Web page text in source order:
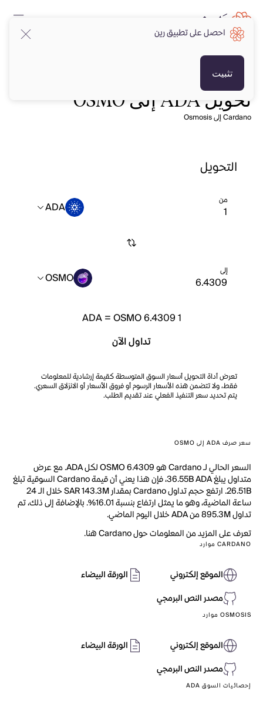
تحويل ADA إلى OSMO
Cardano إلى Osmosis
التحويل
من ADA
إلى OSMO
1
ADA=OSMO 6.4309
تداول الآن
تعرض أداة التحويل أسعار السوق المتوسطة كقيمة إرشادية للمعلومات
فقط، ولا تتضمن هذه الأسعار الرسوم أو فروق الأسعار أو الانزلاق السعري.
يتم تحديد سعر التنفيذ الفعلي عند تقديم الطلب.
سعر صرف ADA إلى OSMO
السعر الحالي لـ Cardano هو OSMO 6.4309 لكل ADA. مع عرض
متداول يبلغ 36.55B ADA، فإن هذا يعني أن قيمة Cardano السوقية تبلغ
26.51B. ارتفع حجم تداول Cardano بمقدار SAR 143.3M خلال الـ 24
ساعة الماضية، وهو ما يمثل ارتفاع بنسبة 16.01%. بالإضافة إلى ذلك، تم
تداول 895.3M من ADA خلال اليوم الماضي.
تعرف على المزيد من المعلومات حول Cardano هنا.
CARDANO موارد
الموقع إلكتروني
الورقة البيضاء
مصدر النص البرمجي
OSMOSIS موارد
الموقع إلكتروني
الورقة البيضاء
مصدر النص البرمجي
إحصائيات السوق ADA
احصل على تطبيق رين
تثبيت